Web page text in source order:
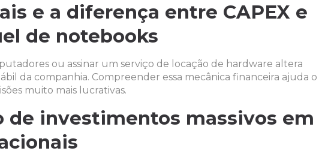
e a diferença entre CAPEX e
de notebooks
ou assinar um serviço de locação de hardware altera
da companhia. Compreender essa mecânica financeira ajuda o
muito mais lucrativas.
de investimentos massivos em